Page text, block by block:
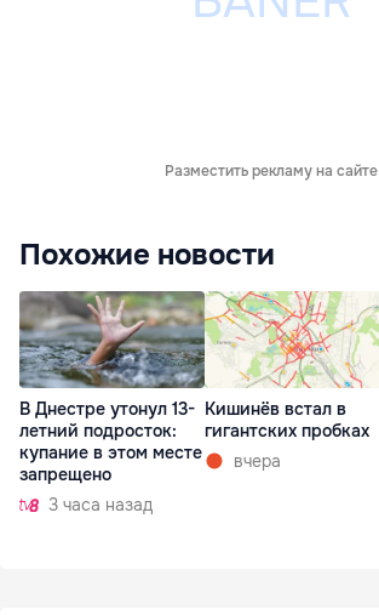
Разместить рекламу на сайте
Похожие новости
В Днестре утонул 13-
летний подросток:
купание в этом месте
запрещено
3 часа назад
Кишинёв встал в
гигантских пробках
вчера